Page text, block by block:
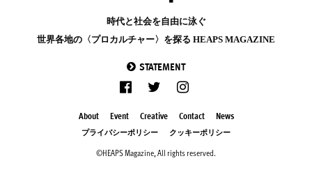
時代と社会を自由に泳ぐ
世界各地の〈プロカルチャー〉を探る HEAPS MAGAZINE
STATEMENT
About Event Creative Contact News
プライバシーポリシー クッキーポリシー
©HEAPS Magazine, All rights reserved.